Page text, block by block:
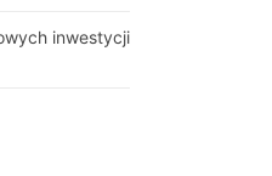
inwestycji